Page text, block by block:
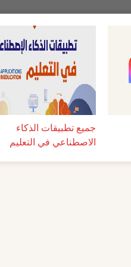
جميع تطبيقات الذكاء
الاصطناعي في التعليم